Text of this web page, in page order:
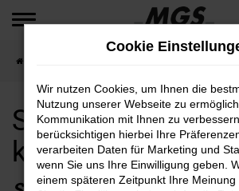
Zum
springen
Seat für Dresden
kaufen
Cookie
Wir nutzen Cookies, um Ihnen die
Nutzung unserer Webseite zu
Kommunikation mit Ihnen zu
berücksichtigen hierbei Ihre
verarbeiten Daten für Marketing und
wenn Sie uns Ihre Einwilligung geben.
einem späteren Zeitpunkt Ihre